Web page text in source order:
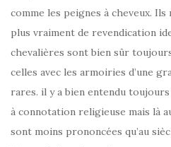
comme les peignes à cheveux. Ils
plus vraiment de revendication
chevalières sont bien sûr
celles avec les armoiries d’une
rares. il y a bien entendu
à connotation religieuse mais là
sont moins prononcées qu’au